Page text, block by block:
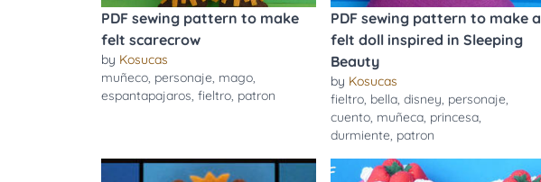
PDF sewing pattern to make
felt scarecrow
by Kosucas
muñeco, personaje, mago,
espantapajaros, fieltro, patron
PDF sewing pattern to make a
felt doll inspired in Sleeping
Beauty
by Kosucas
fieltro, bella,disney, personaje,
cuento, muñeca, princesa,
durmiente, patron